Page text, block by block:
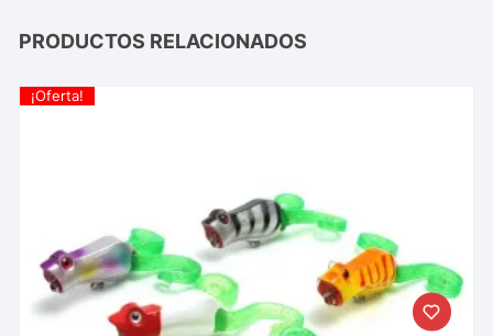
PRODUCTOS RELACIONADOS
¡Oferta!